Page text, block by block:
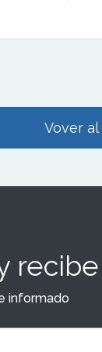
(Universidad de
Vover
informado